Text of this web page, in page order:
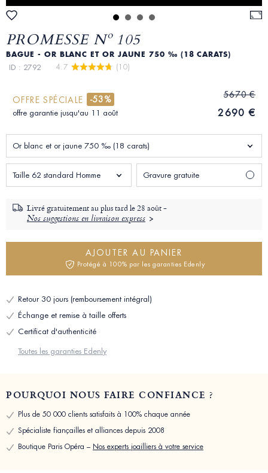
PROMESSE Nº 105
BAGUE - OR BLANC ET OR JAUNE 750 ‰ (18 CARATS)
ID : 2792 4.7 (10)
OFFRE SPÉCIALE -53%
offre garantie jusqu'au 11 août
5670 €
2690 €
Or blanc et or jaune 750 ‰ (18 carats)
Taille 62 standard Homme Gravure gratuite
Livré gratuitement au plus tard le28 août -
Nos suggestions en livraison express
AJOUTER AU PANIER
Protégé à 100% par les garanties Edenly
Retour 30 jours (remboursement intégral)
Échange et remise à taille offerts
Certificat d'authenticité
Toutes les garanties Edenly
POURQUOI NOUS FAIRE CONFIANCE ?
Plus de 50 000 clients satisfaits à 100% chaque année
Spécialiste fiançailles et alliances depuis 2008
Boutique Paris Opéra – Nos experts joailliers à votre service